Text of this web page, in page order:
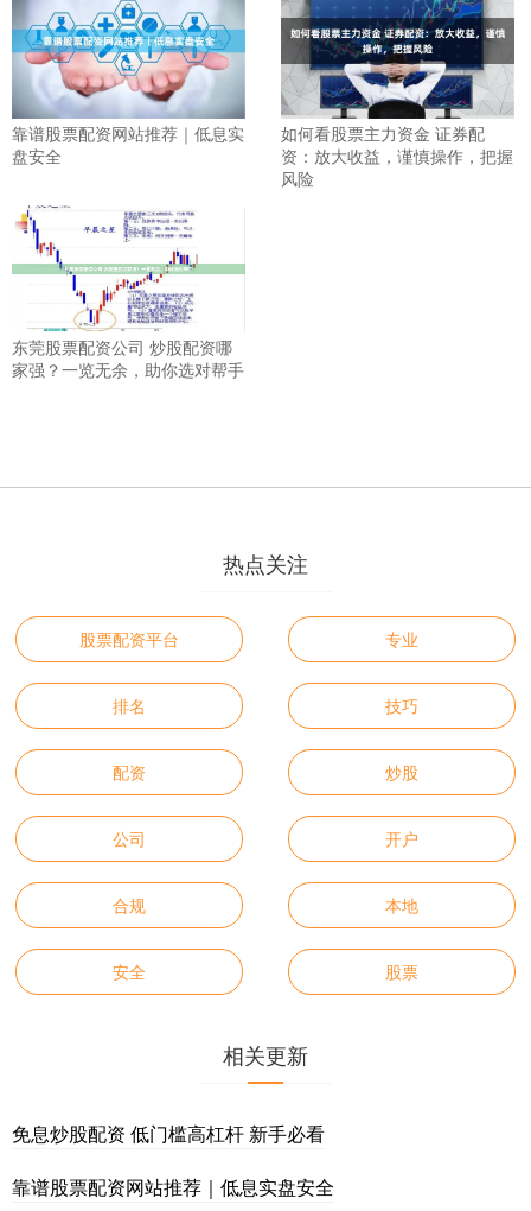
靠谱股票配资网站推荐｜低息实
盘安全
如何看股票主力资金 证券配
资：放大收益，谨慎操作，把握
风险
东莞股票配资公司 炒股配资哪
家强？一览无余，助你选对帮手
热点关注
股票配资平台 专业
排名 技巧
配资 炒股
公司 开户
合规 本地
安全 股票
相关更新
免息炒股配资 低门槛高杠杆 新手必看
靠谱股票配资网站推荐｜低息实盘安全